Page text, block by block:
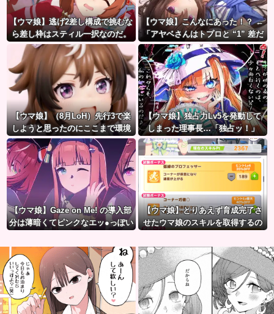
【ウマ娘】逃げ2差し構成で挑むな
ら差し枠はスティル一択なのだ。
【ウマ娘】こんなにあった！？ ←
「アヤベさんはトプロと “1” 差だ
ぞ」
【ウマ娘】（8月LoH）先行3で楽
しようと思ったのにここまで環境
が変わるとは思わなかったのだ…
【ウマ娘】独占力Lv5を発動して
しまった理事長…「独占ッ！」
【ウマ娘】Gaze on Me! の導入部
分は薄暗くてピンクなエッ●っぽい
よね。
【ウマ娘】とりあえず育成完了さ
せたウマ娘のスキルを取得するの
←「実はこれちょっと損してる
ぞ」